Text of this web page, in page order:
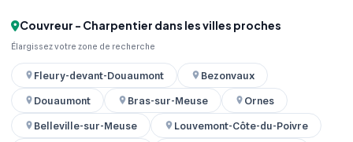
Couvreur - Charpentier dans les villes proches
Élargissez votre zone de recherche
Fleury-devant-Douaumont
Bezonvaux
Douaumont
Bras-sur-Meuse
Ornes
Belleville-sur-Meuse
Louvemont-Côte-du-Poivre